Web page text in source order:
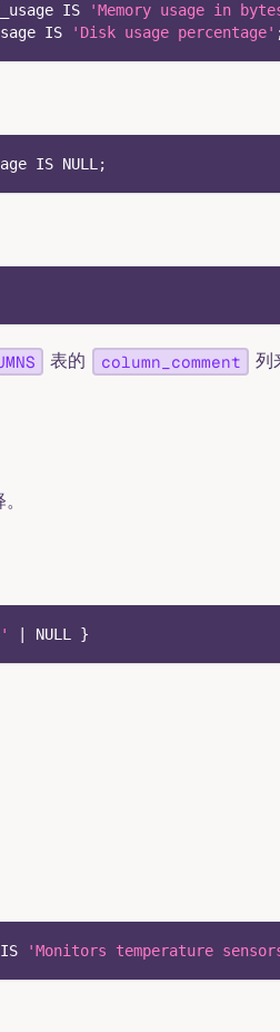
IS 'Memory usage in
IS 'Disk usage percentage'
IS NULL ;
表的 column_comment 列
NULL }
IS 'Monitors temperature